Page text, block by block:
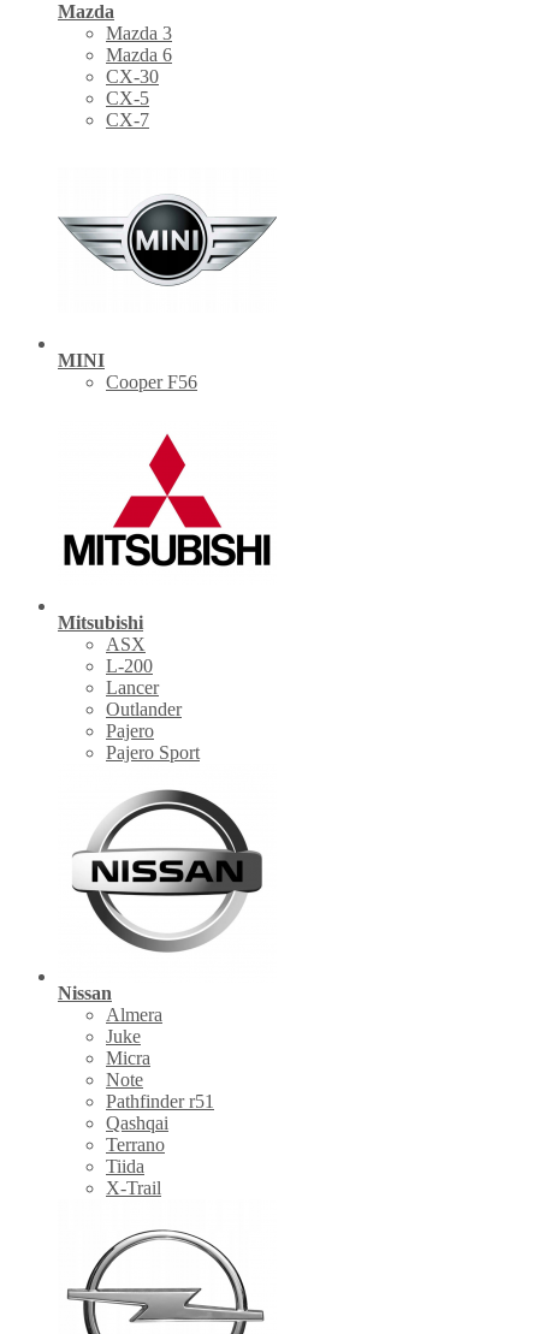
Mazda
Mazda 3
Mazda 6
CX-30
СХ-5
CX-7
MINI
Cooper F56
Mitsubishi
ASX
L-200
Lancer
Outlander
Pajero
Pajero Sport
Nissan
Almera
Juke
Micra
Note
Pathfinder r51
Qashqai
Terrano
Tiida
X-Trail